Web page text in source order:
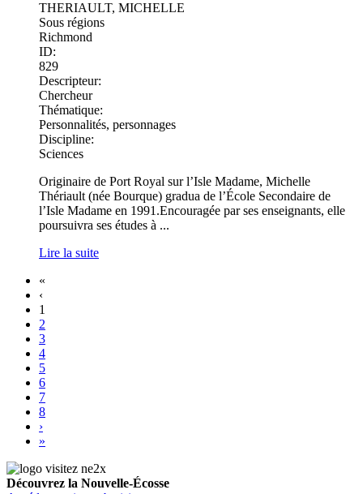
THERIAULT, MICHELLE
Sous régions
Richmond
ID:
829
Descripteur:
Chercheur
Thématique:
Personnalités, personnages
Discipline:
Sciences
Originaire de Port Royal sur l’Isle Madame, Michelle
Thériault (née Bourque) gradua de l’École Secondaire de
l’Isle Madame en 1991.Encouragée par ses enseignants, elle
poursuivra ses études à ...
Lire la suite
«
‹
1
2
3
4
5
6
7
8
›
»
Découvrez la Nouvelle-Écosse